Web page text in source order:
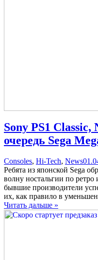
Sony PS1 Classic,
очередь Sega
Categories
Consoles, Hi-Tech, News
on
Ребята из японской Sega
волну ностальгии по ретро
бывшие производители
их, как правило в
Читать дальше »